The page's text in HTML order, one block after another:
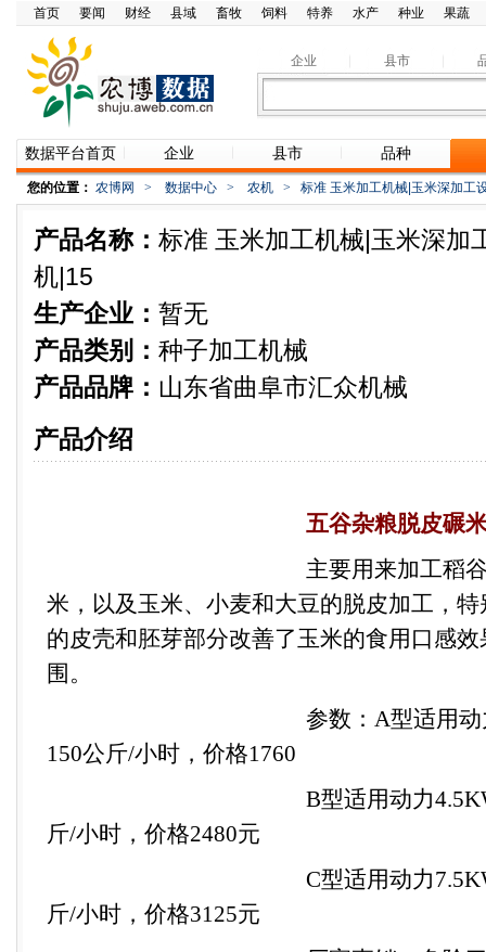
首页 要闻 财经 县域 畜牧 饲料 特养 水产 种业 果蔬
企业 县市
数据平台首页 企业 县市 品种
您的位置： 农博网 > 数据中心 > 农机 > 标准 玉米加工机械|玉米深加工
产品名称： 标准 玉米加工机械|玉米深加
机|15
生产企业： 暂无
产品类别： 种子加工机械
产品品牌： 山东省曲阜市汇众机械
产品介绍
五谷杂粮脱皮碾
主要用来加工稻
米，以及玉米、小麦和大豆的脱皮加工，
的皮壳和胚芽部分改善了玉米的食用口感
围。
参数：A型适用
150公斤/小时，价格1760
B型适用动力
斤/小时，价格2480元
C型适用动力
斤/小时，价格3125元